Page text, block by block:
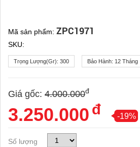
Mã sản phẩm: ZPC1971
SKU:
Trọng Lượng(gr): 300 Bảo Hành: 12 Tháng
Giá gốc: 4.000.000đ
3.250.000 đ -19%
Số lượng